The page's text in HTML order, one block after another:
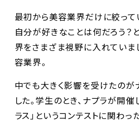
最初から美容業界だけに絞って
自分が好きなことは何だろう？
界をさまざま視野に入れていま
容業界。
中でも大きく影響を受けたのが
した。学生のとき、ナプラが開催
ラス」というコンテストに関わ